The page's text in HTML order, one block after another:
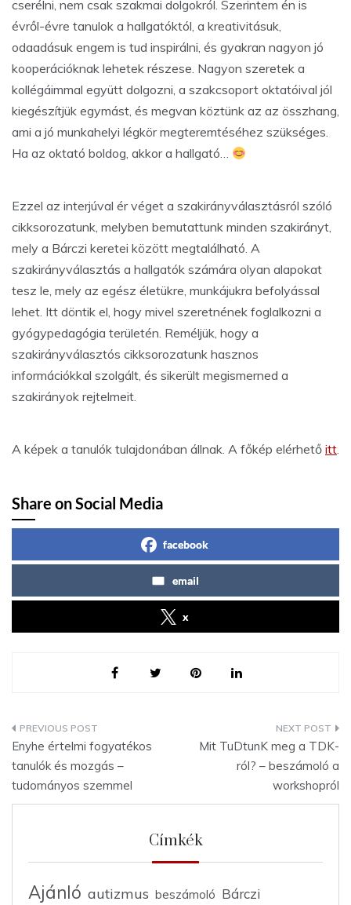
cserélni, nem csak szakmai dolgokról. Szerintem én is
évről-évre tanulok a hallgatóktól, a kreativitásuk,
odaadásuk engem is tud inspirálni, és gyakran nagyon jó
kooperációknak lehetek részese. Nagyon szeretek a
kollégáimmal együtt dolgozni, a szakcsoport oktatóival jól
kiegészítjük egymást, és megvan köztünk az az összhang,
ami a jó munkahelyi légkör megteremtéséhez szükséges.
Ha az oktató boldog, akkor a hallgató…
Ezzel az interjúval ér véget a szakirányválasztásról szóló
cikksorozatunk, melyben bemutattunk minden szakirányt,
mely a Bárczi keretei között megtalálható. A
szakirányválasztás a hallgatók számára olyan alapokat
tesz le, mely az egész életükre, munkájukra befolyással
lehet. Itt döntik el, hogy mivel szeretnének foglalkozni a
gyógypedagógia területén. Reméljük, hogy a
szakirányválasztós cikksorozatunk hasznos
információkkal szolgált, és sikerült megismerned a
szakirányok rejtelmeit.
A képek a tanulók tulajdonában állnak. A főkép elérhető itt.
Share on Social Media
facebook
email
x
Bejegyzés
navigáció
Enyhe értelmi fogyatékos
tanulók és mozgás –
tudományos szemmel
Mit TuDtunK meg a TDK-
ról? – beszámoló a
workshopról
Címkék
Ajánló autizmus beszámoló Bárczi